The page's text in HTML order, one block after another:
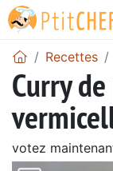
Recettes
Curry
votez